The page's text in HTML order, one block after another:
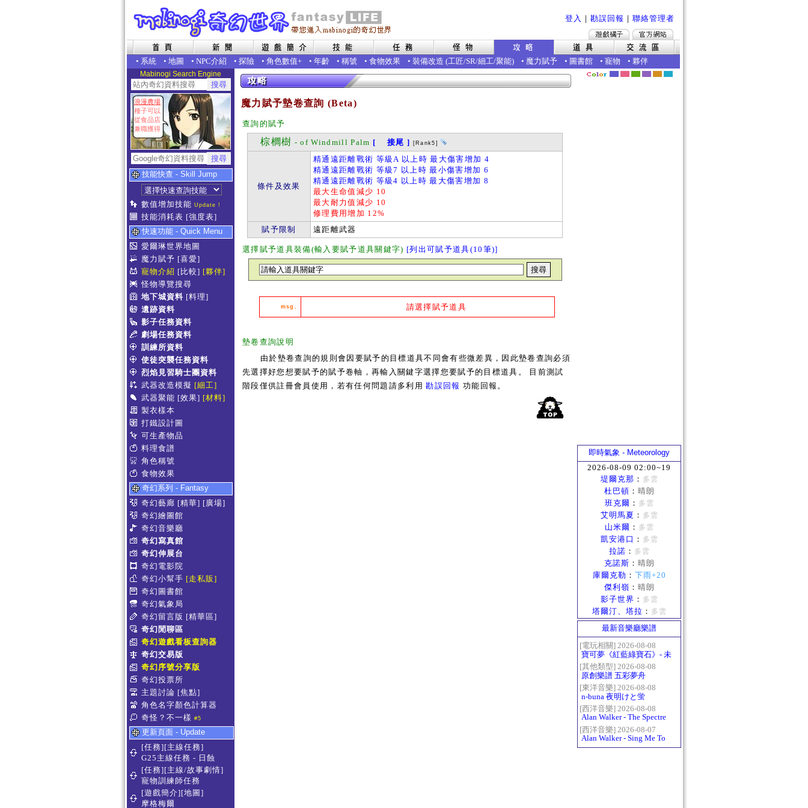
登入 ｜ 勘誤回報 ｜ 聯絡管理者
• 系統 • 地圖 • NPC介紹 • 探險 • 角色數值+ • 年齡 • 稱號 • 食物效果 • 裝備改造 (工匠/SR/細工/聚能) • 魔力賦予 • 圖書館 • 寵物 • 夥伴
Mabinogi Search Engine
浪漫農場
種子可以
從食品店
兼職獲得
技能快查 - Skill Jump
數值增加技能 Update !
技能消耗表 [強度表]
快速功能 - Quick Menu
愛爾琳世界地圖
魔力賦予 [喜愛]
寵物介紹 [比較] [夥伴]
怪物導覽搜尋
地下城資料 [料理]
遺跡資料
影子任務資料
劇場任務資料
訓練所資料
使徒突襲任務資料
烈焰見習騎士團資料
武器改造模擬 [細工]
武器聚能 [效果] [材料]
製衣樣本
打鐵設計圖
可生產物品
料理食譜
角色稱號
食物效果
奇幻系列 - Fantasy
奇幻藝廊 [精華] [廣場]
奇幻繪圖館
奇幻音樂廳
奇幻寫真館
奇幻伸展台
奇幻電影院
奇幻小幫手 [走私販]
奇幻圖書館
奇幻氣象局
奇幻留言版 [精華區]
奇幻閒聊區
奇幻遊戲看板查詢器
奇幻交易版
奇幻序號分享版
奇幻投票所
主題討論 [焦點]
角色名字顏色計算器
奇怪？不一樣 #5
更新頁面 - Update
[任務][主線任務]
G25主線任務 - 日蝕
[任務][主線/故事劇情]
寵物訓練師任務
[遊戲簡介][地圖]
摩格梅爾
魔力賦予墊卷查詢 (Beta)
查詢的賦予
棕櫚樹 - of Windmill Palm [ 接尾 ] [Rank5]
條件及效果
精通遠距離戰術 等級A 以上時 最大傷害增加 4
精通遠距離戰術 等級7 以上時 最小傷害增加 6
精通遠距離戰術 等級4 以上時 最大傷害增加 8
最大生命值減少 10
最大耐力值減少 10
修理費用增加 12%
賦予限制
遠距離武器
選擇賦予道具裝備(輸入要賦予道具關鍵字) [列出可賦予道具(10筆)]
msg. 請選擇賦予道具
墊卷查詢說明
由於墊卷查詢的規則會因要賦予的目標道具不同會有些微差異，因此墊卷查詢必須
先選擇好您想要賦予的賦予卷軸，再輸入關鍵字選擇您要賦予的目標道具。 目前測試
階段僅供註冊會員使用，若有任何問題請多利用勘誤回報 功能回報。
即時氣象 - Meteorology
2026-08-09 02:00~19
堤爾克那 ： 多雲
杜巴頓 ： 晴朗
班克爾 ： 多雲
艾明馬夏 ： 多雲
山米爾 ： 多雲
凱安港口 ： 多雲
拉諾 ： 多雲
克諾斯 ： 晴朗
庫爾克勒 ： 下雨+20
傑利嶺 ： 晴朗
影子世界 ： 多雲
塔爾汀、塔拉 ： 多雲
最新音樂廳樂譜
[電玩相關] 2026-08-08
寶可夢《紅藍綠寶石》- 未
白鎮BGM (Littleroot Town)
[其他類型] 2026-08-08
原創樂譜 五彩夢舟
[東洋音樂] 2026-08-08
n-buna 夜明けと蛍
[西洋音樂] 2026-08-08
Alan Walker - The Spectre
[西洋音樂] 2026-08-07
Alan Walker - Sing Me To
Sleep